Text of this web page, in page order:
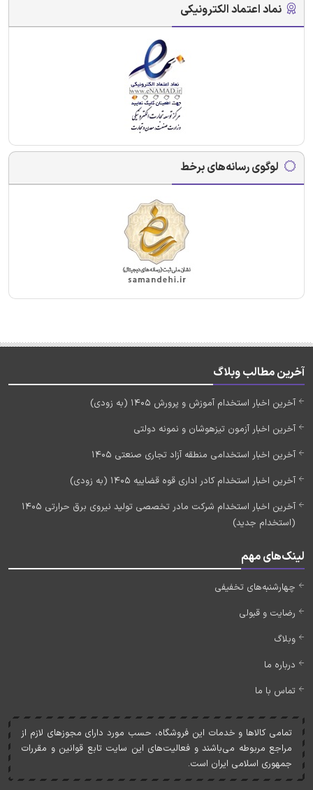
نماد اعتماد الکترونیکی
لوگوی رسانه‌های برخط
آخرین مطالب وبلاگ
آخرین اخبار استخدام آموزش و پرورش 1405 (به زودی)
آخرین اخبار آزمون تیزهوشان و نمونه دولتی
آخرین اخبار استخدامی منطقه آزاد تجاری صنعتی 1405
آخرین اخبار استخدام کادر اداری قوه قضاییه 1405 (به زودی)
آخرین اخبار استخدام شرکت مادر تخصصی تولید نیروی برق حرارتی 1405
(استخدام جدید)
لینک‌های مهم
چهارشنبه‌های تخفیفی
رضایت و قبولی
وبلاگ
درباره ما
تماس با ما
تمامی کالاها و خدمات اين فروشگاه، حسب مورد دارای مجوزهای لازم از
مراجع مربوطه می‌باشند و فعاليت‌های اين سايت تابع قوانين و مقررات
جمهوری اسلامی ايران است.